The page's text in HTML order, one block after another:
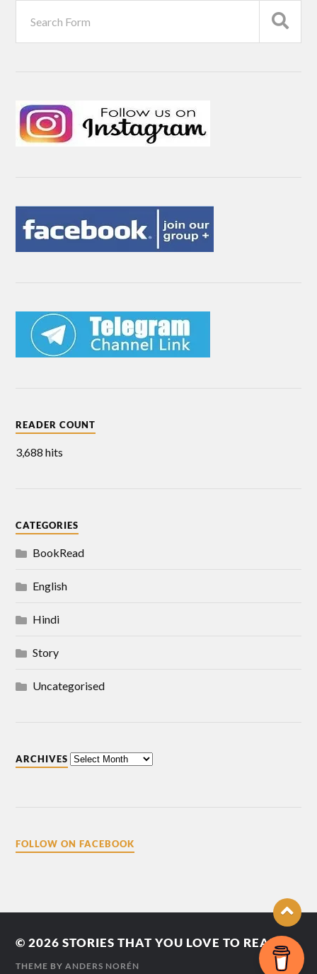
READER COUNT
3,688 hits
CATEGORIES
BookRead
English
Hindi
Story
Uncategorised
ARCHIVES
FOLLOW ON FACEBOOK
© 2026STORIES THAT YOU LOVE TO READ
THEME BYANDERS NORÉN